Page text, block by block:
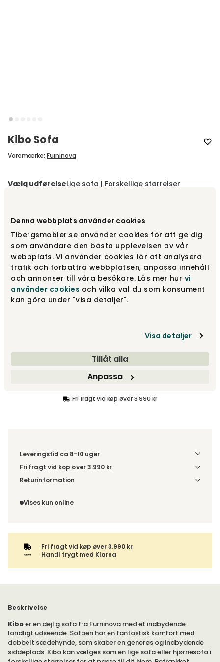
Denna webbplats använder cookies
Tibergsmobler.se använder cookies för att ge dig
som användare den bästa upplevelsen av vår
webbplats. Vi använder cookies för att analysera
trafik och förbättra webbplatsen, anpassa innehåll
och annonser till våra besökare. Läs mer hur vi
använder cookies och vilka val du som konsument
kan göra under "Visa detaljer".
Visa detaljer
Tillåt alla
Anpassa
Kibo Sofa
Varemærke: Furninova
Vælg udførelseLige sofa | Forskellige størrelser
Hjørnesofa & divansofa | Forskellige
Fra16 605 kr
Design dit produkt
Fra9 810 kr
Træf dine valg
Fri fragt vid køp øver 3.990 kr
Leveringstid ca 8-10 uger
Fri fragt vid køp øver 3.990 kr
Vælg udførelse via “Træf dine valg” for at se
Returinformation
fortrydelsesret.
Vises kun online
Fri fragt vid køp øver 3.990 kr
Handl trygt med Klarna
Beskrivelse
Kiboer en dejlig sofa fra Furninova med et indbydende
landligt udseende. Sofaen har en fantastisk komfort med
dobbelt sædehynde, som skaber en generøs og indbydende
siddeplads. Kibo kan vælges som en lige sofa eller hjørnesofa i